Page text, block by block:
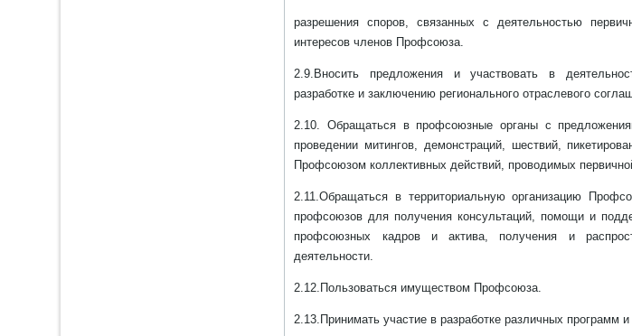
разрешения споров, связанных с деятельностью
интересов членов Профсоюза.
2.9.Вносить предложения и участвовать в
разработке и заключению регионального отраслевого
2.10. Обращаться в профсоюзные органы с
проведении митингов, демонстраций, шествий,
Профсоюзом коллективных действий, проводимых
2.11.Обращаться в территориальную организацию
профсоюзов для получения консультаций, помощи и
профсоюзных кадров и актива, получения и
деятельности.
2.12.Пользоваться имуществом Профсоюза.
2.13.Принимать участие в разработке различных